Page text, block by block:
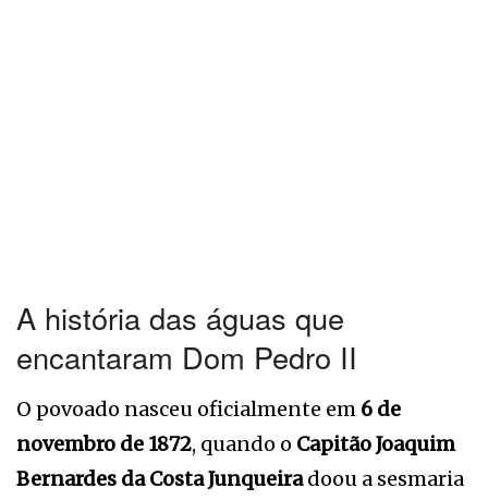
A história das águas que
encantaram Dom Pedro II
O povoado nasceu oficialmente em 6 de
novembro de 1872, quando o Capitão Joaquim
Bernardes da Costa Junqueiradoou a sesmaria